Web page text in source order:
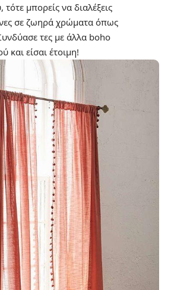
μπορείς να διαλέξεις
σε ζωηρά χρώματα όπως
τες με άλλα boho
και είσαι έτοιμη!